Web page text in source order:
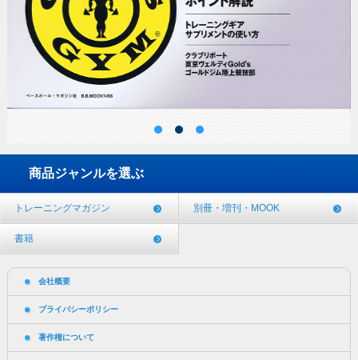
商品ジャンルを選ぶ
トレーニングマガジン 別冊・増刊・MOOK
書籍
会社概要
プライバシーポリシー
著作権について